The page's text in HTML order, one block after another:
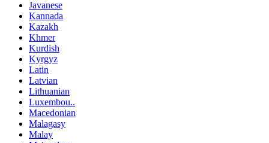
Javanese
Kannada
Kazakh
Khmer
Kurdish
Kyrgyz
Latin
Latvian
Lithuanian
Luxembou..
Macedonian
Malagasy
Malay